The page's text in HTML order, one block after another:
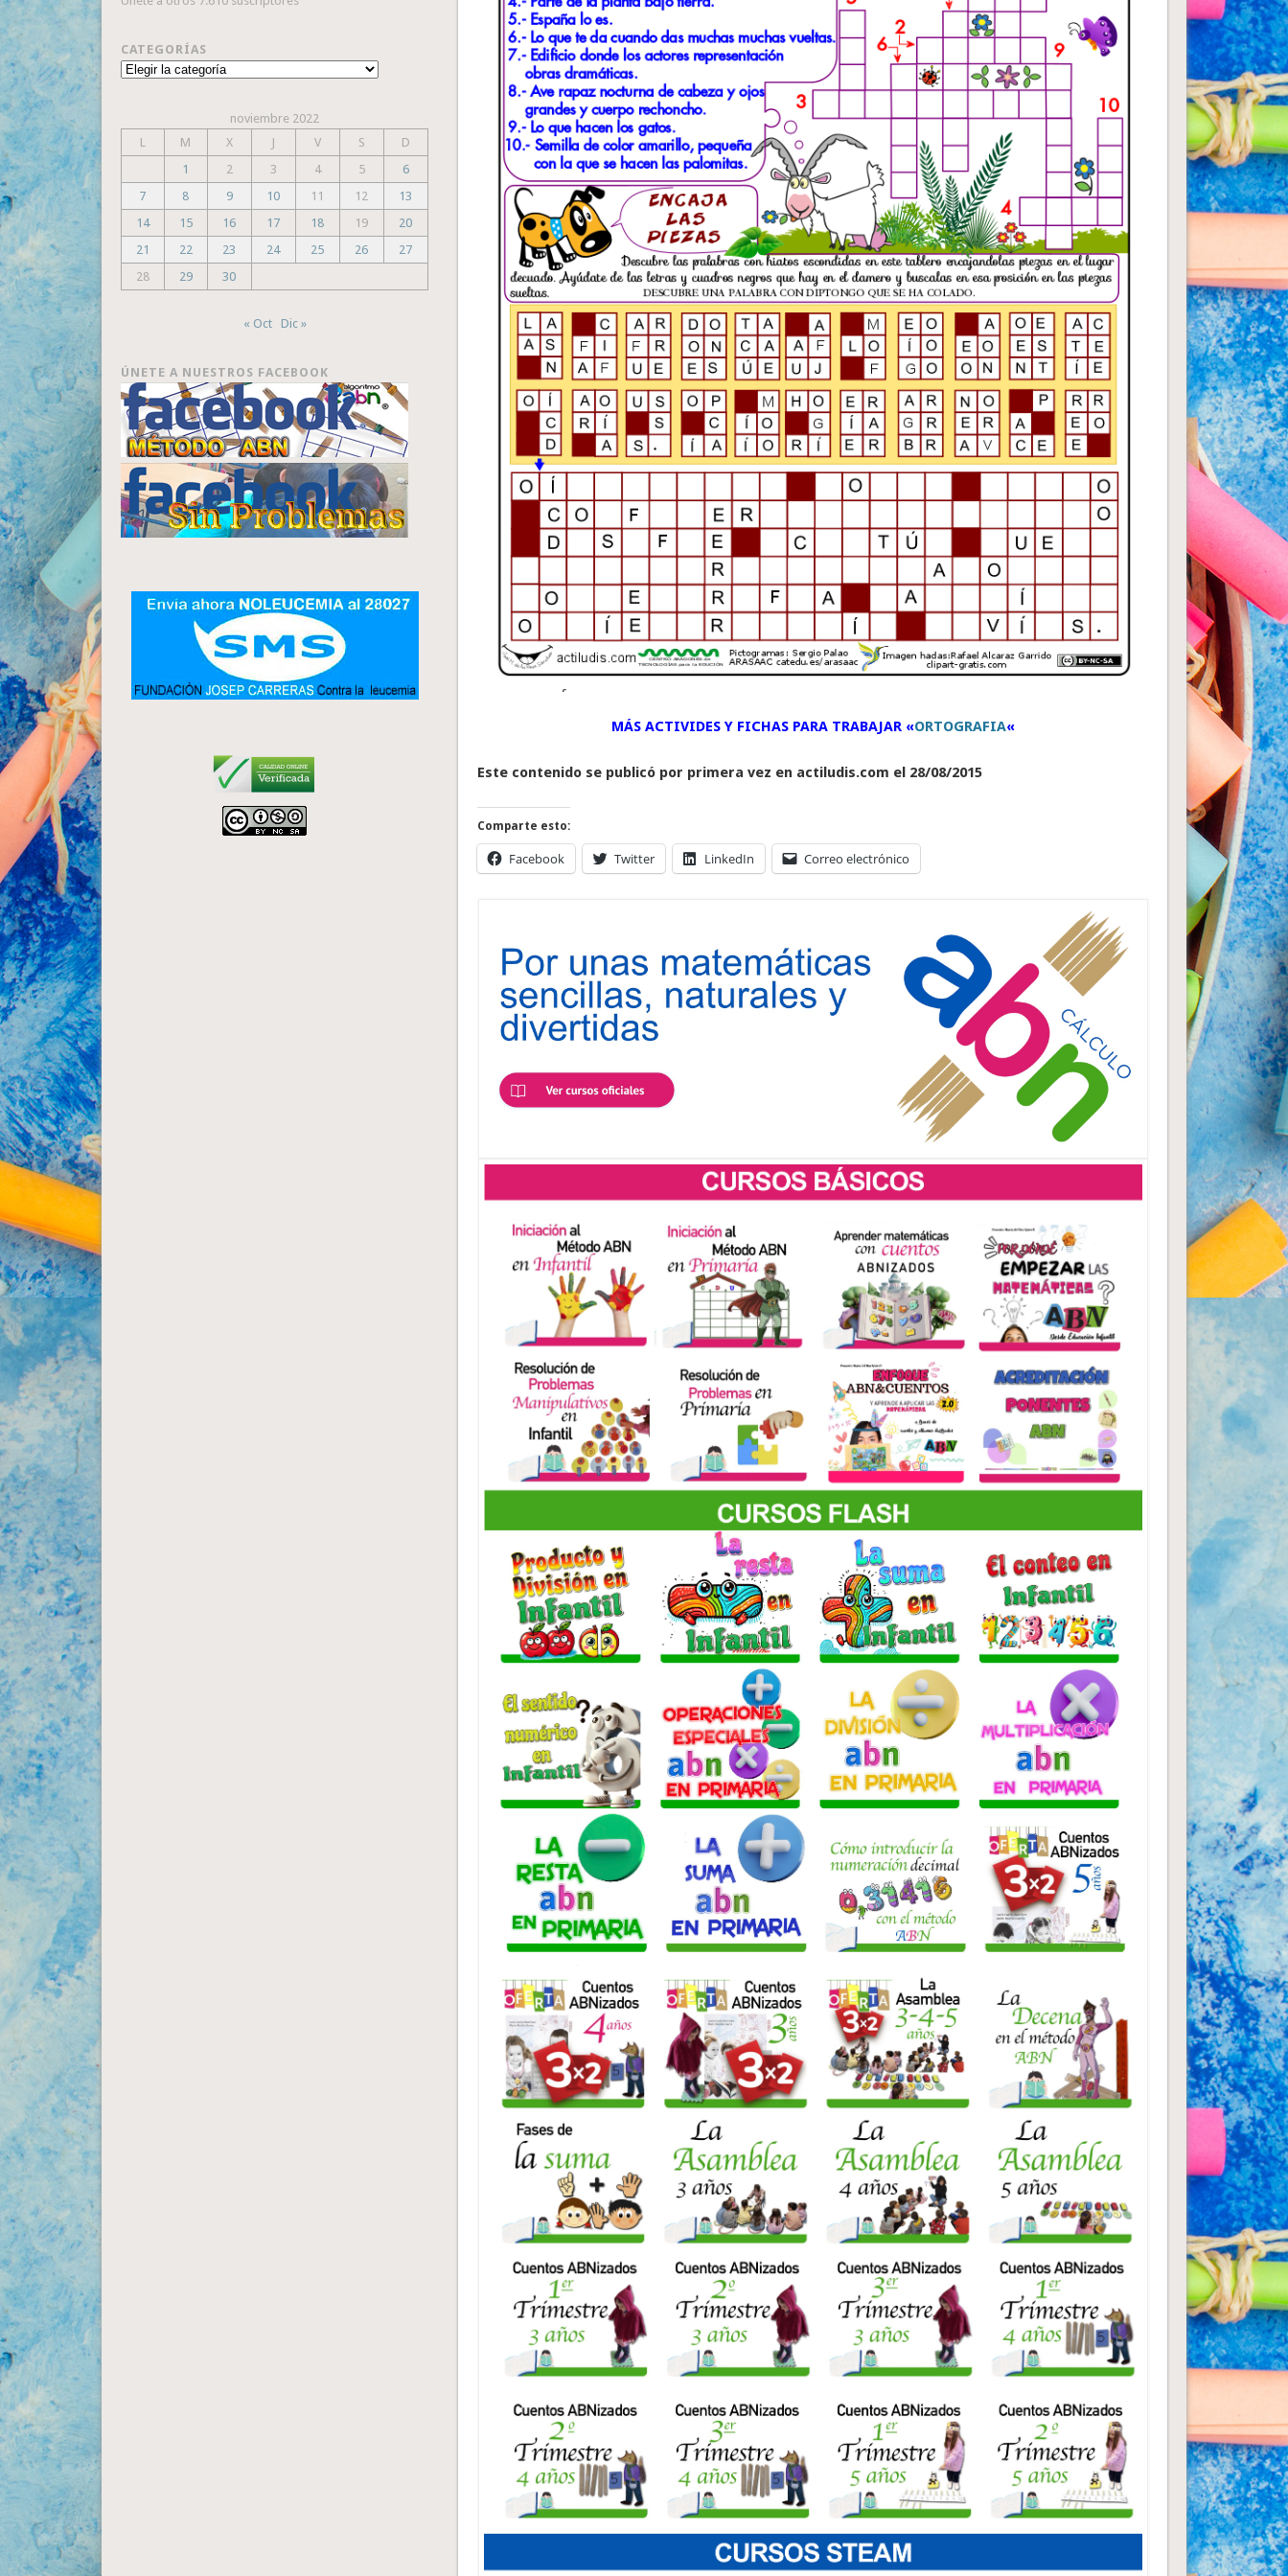
MÁS ACTIVIDES Y FICHAS PARA TRABAJAR «ORTOGRAFIA«
Este contenido se publicó por primera vez en actiludis.com el 28/08/2015
Comparte esto:
Facebook Twitter LinkedIn Correo electrónico
CATEGORÍAS
Categorías
noviembre 2022
L
M X J V S
D
1
2 3 4 5
6
7
8 9 10 11 12
13
14
15 16 17 18 19
20
21
22 23 24 25 26
27
28
29 30
« Oct Dic »
ÚNETE A NUESTROS FACEBOOK